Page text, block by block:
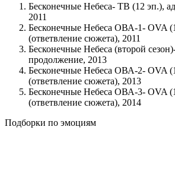
Бесконечные Небеса- ТВ (12 эп.),
2011
Бесконечные Небеса ОВА-1- OVA
(ответвление сюжета), 2011
Бесконечные Небеса (второй
продолжение, 2013
Бесконечные Небеса ОВА-2- OVA
(ответвление сюжета), 2013
Бесконечные Небеса ОВА-3- OVA
(ответвление сюжета), 2014
Подборки по эмоциям